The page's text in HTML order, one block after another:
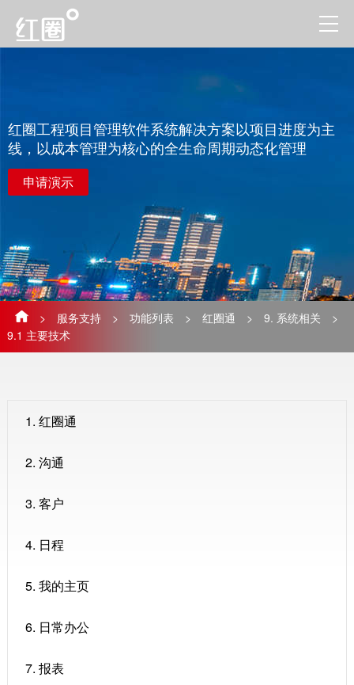
红圈工程项目管理软件系统解决方案以项目进度为主
线，以成本管理为核心的全生命周期动态化管理
申请演示
> 服务支持 > 功能列表 > 红圈通 > 9. 系统相关
>
9.1 主要技术
1. 红圈通
2. 沟通
3. 客户
4. 日程
5. 我的主页
6. 日常办公
7. 报表